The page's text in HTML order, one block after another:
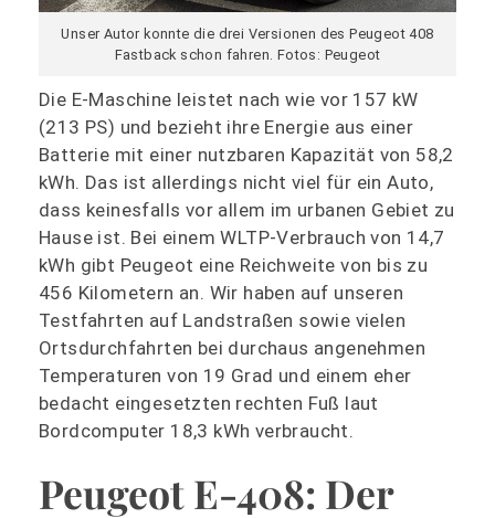
Unser Autor konnte die drei Versionen des Peugeot 408
Fastback schon fahren. Fotos: Peugeot
Die E-Maschine leistet nach wie vor 157 kW
(213 PS) und bezieht ihre Energie aus einer
Batterie mit einer nutzbaren Kapazität von 58,2
kWh. Das ist allerdings nicht viel für ein Auto,
dass keinesfalls vor allem im urbanen Gebiet zu
Hause ist. Bei einem WLTP-Verbrauch von 14,7
kWh gibt Peugeot eine Reichweite von bis zu
456 Kilometern an. Wir haben auf unseren
Testfahrten auf Landstraßen sowie vielen
Ortsdurchfahrten bei durchaus angenehmen
Temperaturen von 19 Grad und einem eher
bedacht eingesetzten rechten Fuß laut
Bordcomputer 18,3 kWh verbraucht.
Peugeot E-408: Der